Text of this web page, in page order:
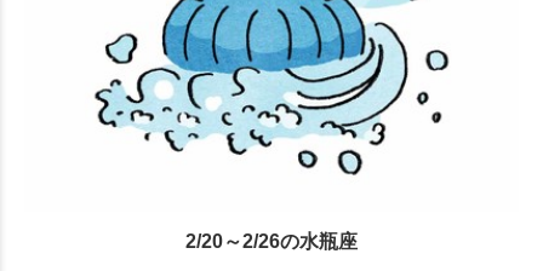
2/20～2/26の水瓶座